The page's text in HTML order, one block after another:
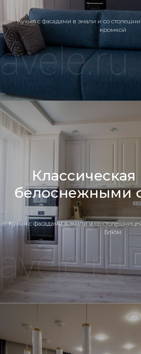
Кухня c фасадами в эмали и со
кромкой
Классическая
белоснежными
Кухня c фасадами в эмали и со
Блюм.